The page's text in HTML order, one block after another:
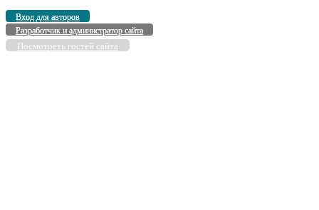
Вход для авторов
Разработчик и администратор сайта
Посмотреть гостей сайта